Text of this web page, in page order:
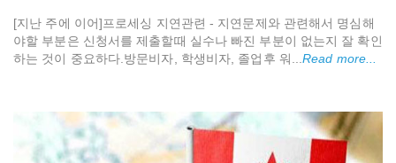
[지난 주에 이어]프로세싱 지연관련 - 지연문제와 관련해서 명심해
야할 부분은 신청서를 제출할때 실수나 빠진 부분이 없는지 잘 확인
하는 것이 중요하다.방문비자, 학생비자, 졸업후 워...Read more...